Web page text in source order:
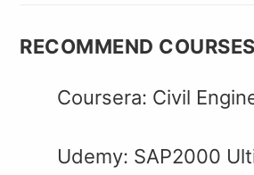
RECOMMEND COURSES
Coursera: Civil
Udemy: SAP2000